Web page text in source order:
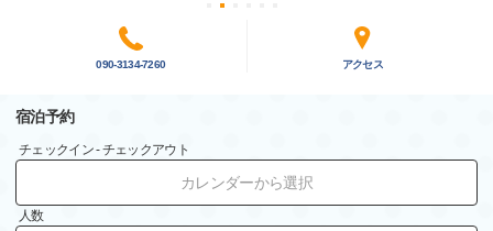
090-3134-7260 アクセス
宿泊予約
チェックイン - チェックアウト
カレンダーから選択
人数